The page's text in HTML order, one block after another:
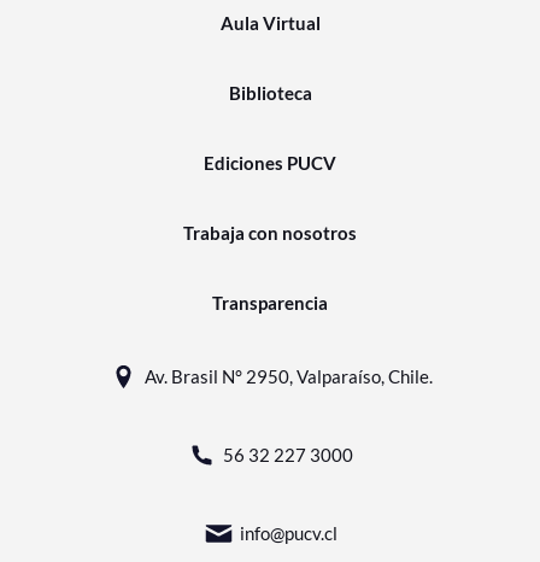
Aula Virtual
Biblioteca
Ediciones PUCV
Trabaja con nosotros
Transparencia
Av. Brasil N° 2950, Valparaíso, Chile.
56 32 227 3000
info@pucv.cl